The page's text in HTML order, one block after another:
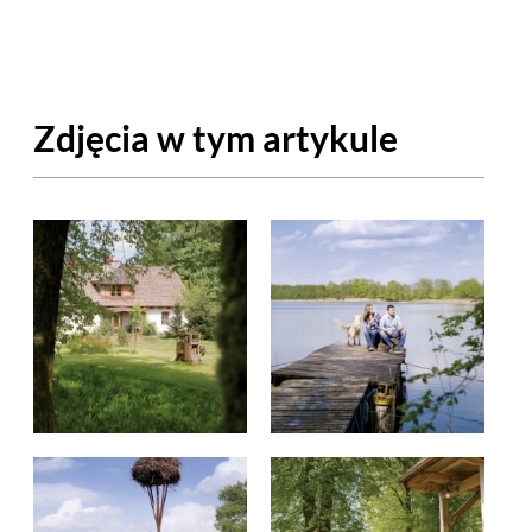
Zdjęcia w tym artykule
APTECZKA
DOMOWE
RZEMIOSŁO
ZUPY
INNE